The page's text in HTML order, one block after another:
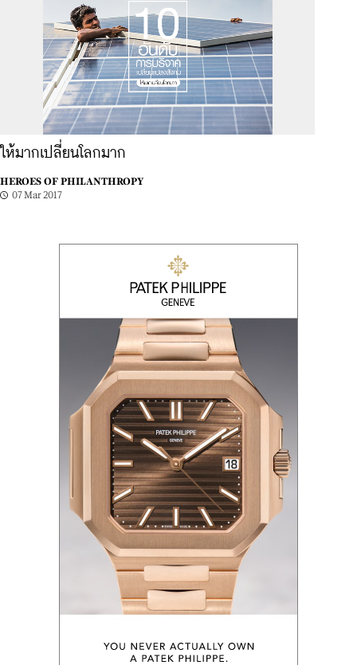
ให้มากเปลี่ยนโลกมาก
HEROES OF PHILANTHROPY
07 Mar 2017